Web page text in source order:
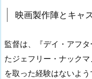
映画製作陣とキャ
監督は、『デイ・アフ
たジェフリー・ナック
を取った経験はないよ